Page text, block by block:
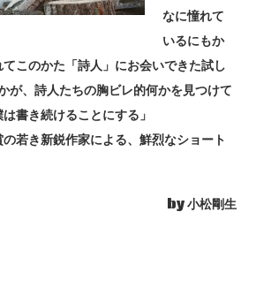
なに憧れて
いるにもか
このかた「詩人」にお会いできた試し
が、詩人たちの胸ビレ的何かを見つけて
書き続けることにする」
若き新鋭作家による、鮮烈なショート
by 小松剛生